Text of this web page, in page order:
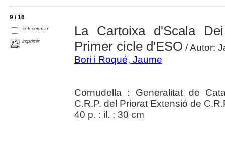
9 / 16
seleccionar
imprimir
La Cartoixa d'Scala
Primer cicle d'ESO / Autor:
Bori i Roqué, Jaume
Cornudella : Generalitat de
C.R.P. del Priorat Extensió de
40 p. : il. ; 30 cm